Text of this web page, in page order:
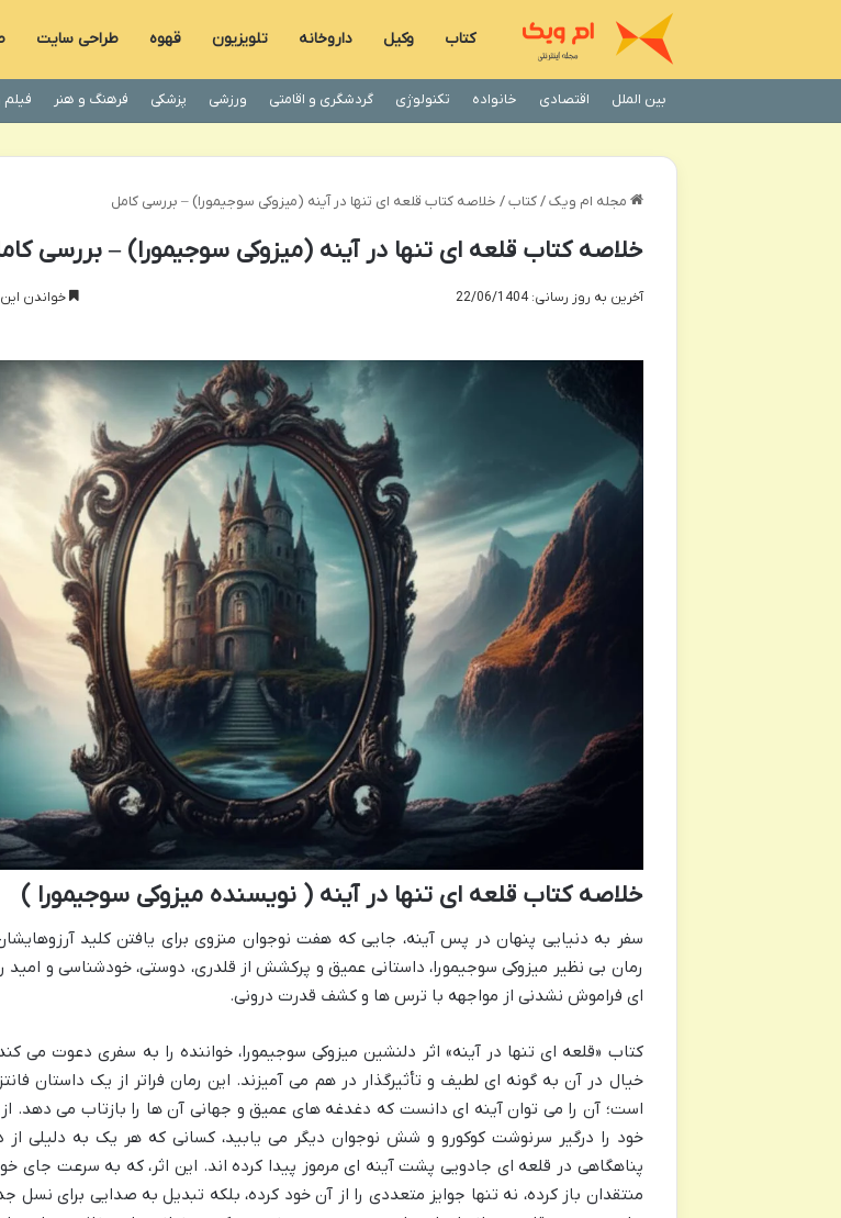
کتاب وکیل داروخانه تلویزیون قهوه طراحی سایت
بین الملل اقتصادی خانواده تکنولوژی گردشگری و اقامتی ورزشی پزشکی فرهنگ و هنر
مجله ام ویک / کتاب / خلاصه کتاب قلعه ای تنها در آینه (میزوکی سوجیمورا) – بررسی کامل
خلاصه کتاب قلعه ای تنها در آینه (میزوکی سوجیمورا) – بررسی
آخرین به روز رسانی: 22/06/1404 خواندن این مطلب 20
خلاصه کتاب قلعه ای تنها در آینه ( نویسنده میزوکی سوجیمورا )
سفر به دنیایی پنهان در پس آینه، جایی که هفت نوجوان منزوی برای یافتن کلید
رمان بی نظیر میزوکی سوجیمورا، داستانی عمیق و پرکشش از قلدری، دوستی، خودشناسی و امید
ای فراموش نشدنی از مواجهه با ترس ها و کشف قدرت درونی.
کتاب «قلعه ای تنها در آینه» اثر دلنشین میزوکی سوجیمورا، خواننده را به سفری دعوت می
خیال در آن به گونه ای لطیف و تأثیرگذار در هم می آمیزند. این رمان فراتر از یک داستان
است؛ آن را می توان آینه ای دانست که دغدغه های عمیق و جهانی آن ها را بازتاب می
خود را درگیر سرنوشت کوکورو و شش نوجوان دیگر می یابید، کسانی که هر یک به دلیلی از
پناهگاهی در قلعه ای جادویی پشت آینه ای مرموز پیدا کرده اند. این اثر، که به سرعت جای
منتقدان باز کرده، نه تنها جوایز متعددی را از آن خود کرده، بلکه تبدیل به صدایی برای